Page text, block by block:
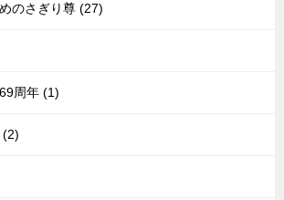
のさぎり尊 (27)
周年 (1)
(2)